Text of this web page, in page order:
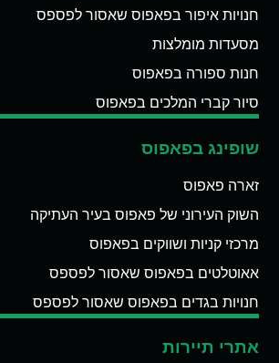
חנויות איפור בפאפוס שאסור לפספס
מסעדות מומלצות
חנות ספורה בפאפוס
סיור קברי המלכים בפאפוס
שופינג בפאפוס
זארה פאפוס
השוק העירוני של פאפוס בעיר העתיקה
מרכזי קניות ושווקים בפאפוס
אאוטלטים בפאפוס שאסור לפספס
חנויות בגדים בפאפוס שאסור לפספס
אתרי תיירות